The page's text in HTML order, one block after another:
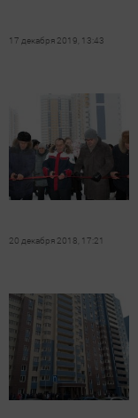
17 декабря 2019, 13:43
20 декабря 2018, 17:21